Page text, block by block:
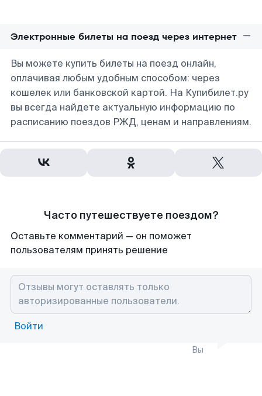
Электронные билеты на поезд через интернет
Вы можете купить билеты на поезд онлайн,
оплачивая любым удобным способом: через
кошелек или банковской картой. На Купибилет.ру
вы всегда найдете актуальную информацию по
расписанию поездов РЖД, ценам и направлениям.
Часто путешествуете поездом?
Оставьте комментарий — он поможет
пользователям принять решение
Войти
Вы